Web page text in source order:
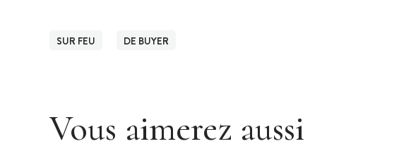
SUR FEU DE BUYER
Vous aimerez aussi